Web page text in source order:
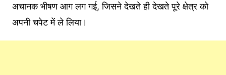
अचानक भीषण आग लग गई, जिसने देखते ही देखते पूरे क्षेत्र को
अपनी चपेट में ले लिया।